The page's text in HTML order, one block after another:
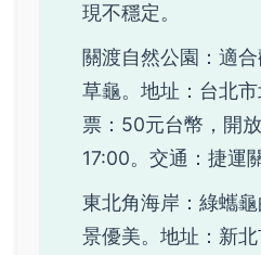
現不穩定。
關渡自然公園：適
草龜。地址：台北
票：50元台幣，開
17:00。交通：捷運
東北角海岸：綠蠵
景優美。地址：新北